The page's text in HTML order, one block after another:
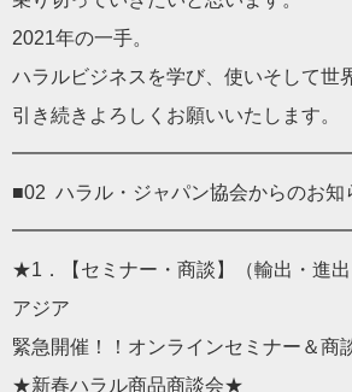
2021年の一手。
ハラルビジネスを学び、使いそして世
引き続きよろしくお願いいたします。
■02 ハラル・ジャパン協会からのお知
★1．【セミナー・商談】（輸出・進
アジア
緊急開催！！オンラインセミナー＆商
★新春ハラル商品商談会★